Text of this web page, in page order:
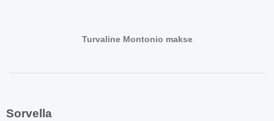
Turvaline Montonio makse
Sorvella